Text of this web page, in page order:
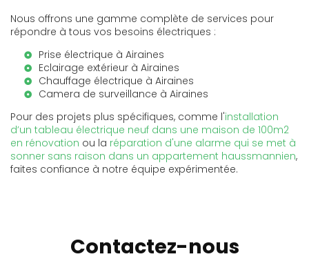
Nous offrons une gamme complète de services pour
répondre à tous vos besoins électriques :
Prise électrique à Airaines
Eclairage extérieur à Airaines
Chauffage électrique à Airaines
Camera de surveillance à Airaines
Pour des projets plus spécifiques, comme l'installation
d’un tableau électrique neuf dans une maison de 100m2
en rénovation ou la réparation d'une alarme qui se met à
sonner sans raison dans un appartement haussmannien,
faites confiance à notre équipe expérimentée.
Contactez-nous